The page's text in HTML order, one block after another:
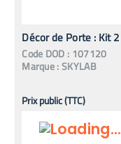
Décor de Porte : Kit
Code DOD : 107120
Marque :SKYLAB
Prix public (TTC)